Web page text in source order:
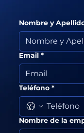
Nombre y
Email *
Teléfono *
Nombre de la